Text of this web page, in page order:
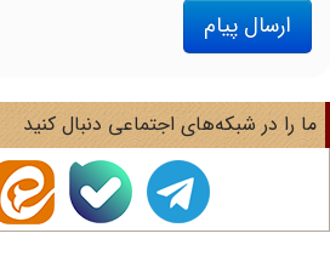
ارسال پیام
را در شبکه‌های اجتماعی دنبال کنید